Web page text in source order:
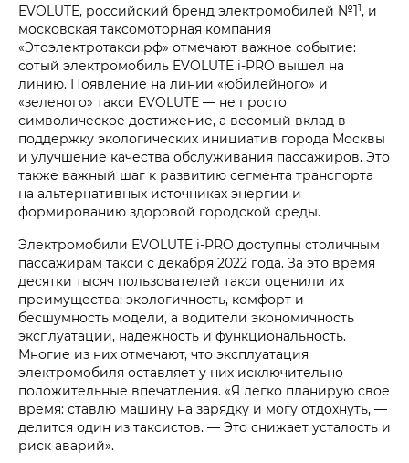
EVOLUTE, российский бренд электромобилей №11, и
московская таксомоторная компания
«Этоэлектротакси.рф» отмечают важное событие:
сотый электромобиль EVOLUTE i‑PRO вышел на
линию. Появление на линии «юбилейного» и
«зеленого» такси EVOLUTE — не просто
символическое достижение, а весомый вклад в
поддержку экологических инициатив города Москвы
и улучшение качества обслуживания пассажиров. Это
также важный шаг к развитию сегмента транспорта
на альтернативных источниках энергии и
формированию здоровой городской среды.
Электромобили EVOLUTE i‑PRO доступны столичным
пассажирам такси с декабря 2022 года. За это время
десятки тысяч пользователей такси оценили их
преимущества: экологичность, комфорт и
бесшумность модели, а водители экономичность
эксплуатации, надежность и функциональность.
Многие из них отмечают, что эксплуатация
электромобиля оставляет у них исключительно
положительные впечатления. «Я легко планирую свое
время: ставлю машину на зарядку и могу отдохнуть, —
делится один из таксистов. — Это снижает усталость и
риск аварий».